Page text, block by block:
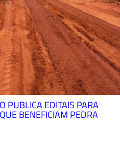
PUBLICA EDITAIS PARA
BENEFICIAM PEDRA